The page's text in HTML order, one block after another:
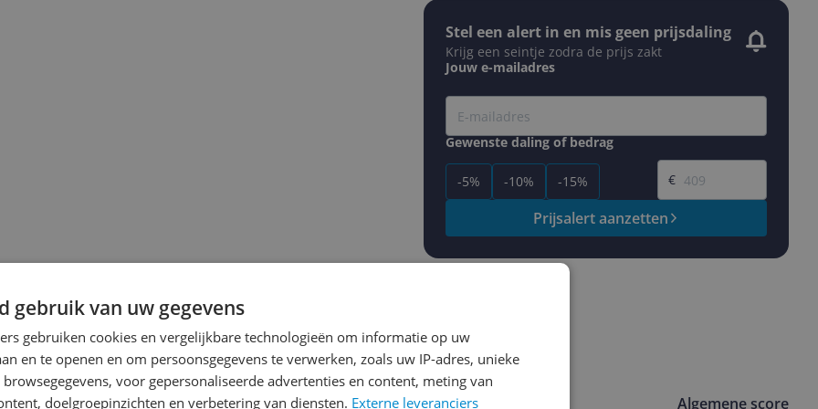
Stel een alert in en mis geen prijsdaling
Krijg een seintje zodra de prijs zakt
Jouw e-mailadres
Gewenste daling of bedrag
-5% -10% -15%
Gewenste prijs
€
Prijsalert aanzetten
Reviews
d************@g********
Algemene score
gebruik van uw gegevens
gebruiken cookies en vergelijkbare technologieën om informatie op uw
en te openen en om persoonsgegevens te verwerken, zoals uw IP-adres, unieke
voor gepersonaliseerde advertenties en content, meting van
doelgroepinzichten en verbetering van diensten. Externe leveranciers